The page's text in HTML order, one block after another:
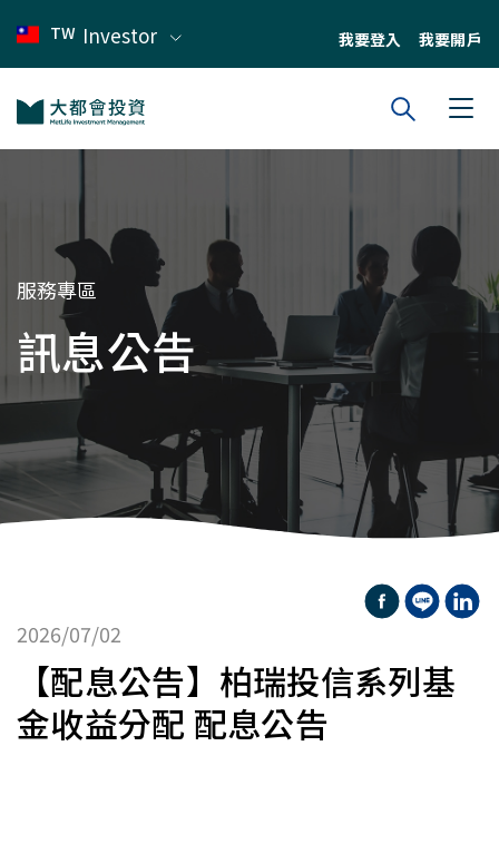
TW Investor 我要登入 我要開戶
Search
服務專區
訊息公告
2026/07/02
【配息公告】柏瑞投信系列基
金收益分配 配息公告